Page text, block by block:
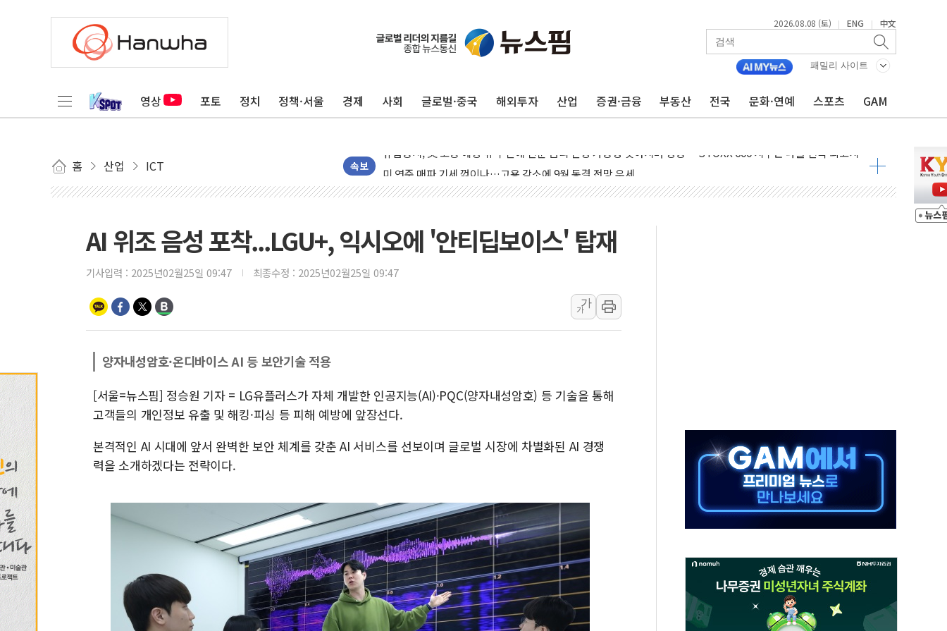
2026.08.08 (토) | ENG | 中文
패밀리 사이트
영상 포토 정치 정책·서울 경제 사회 글로벌·중국 해외투자 산업 증권·금융 부동산 전국 문화·연예 스포츠 GAM
홈 산업 ICT 속보
뉴욕증시, 고용 쇼크에 금리 인상 우려 후퇴…S&P500 최고치
트럼프, 쿡 연준 이사 해임 재추진…"26일까지 의혹 소명" 요구
미 연준 매파 기세 꺾이나…고용 감소에 9월 동결 전망 우세
[종합] 이슬람 수니파 3국, '공동방위협정' 체결… 이스라엘·이란 위협에 맞설 자체 억지력 강화
美 항소법원, 백악관 무도회장 공사 중단 명령…트럼프 제동
이란 핵심 원유 수출항 '하르그섬', 최근 1주일 이상 '올스톱'… 美 해상봉쇄 영향
美 고용 쇼크에 엔화 장중 급등…시장은 "또 개입했나" 촉각
[AI MY 뉴스] 뉴욕 반도체주 프리뷰...美 고용 쇼크에 반도체주 '활짝'
뉴욕증시 프리뷰, 美 고용 쇼크에 금리 인상 우려 후퇴…나스닥 선물 1%대 상승
[종합] 美 7월 고용 2만3000명 감소 '쇼크'…9월 금리 인상 기대 후퇴
보훈부, 미 DPAA와 MOU… "6·25 미군 실종자 7359명 끝까지 찾겠다"
트럼프 "금리 내려야"…파월 때와 달리 워시엔 톤 낮춰
특정 정치인 측근 포항시 정책특보 내정설...포항시 '시끌'
李 "해남 태양광, 대한민국 다음 100년 밑거름…수도권 집중 완화 전환점"
트럼프, 中 겨냥 폴리실리콘 관세 15% 부과…美 태양광주 급등
AI 위조 음성 포착...LGU+, 익시오에 '안티딥보이스' 탑재
기사입력 : 2025년02월25일 09:47 최종수정 : 2025년02월25일 09:47
가
가
양자내성암호·온디바이스 AI 등 보안기술 적용
[서울=뉴스핌] 정승원 기자 = LG유플러스가 자체 개발한 인공지능(AI)·PQC(양자내성암호) 등 기술을 통해
고객들의 개인정보 유출 및 해킹·피싱 등 피해 예방에 앞장선다.
본격적인 AI 시대에 앞서 완벽한 보안 체계를 갖춘 AI 서비스를 선보이며 글로벌 시장에 차별화된 AI 경쟁
력을 소개하겠다는 전략이다.